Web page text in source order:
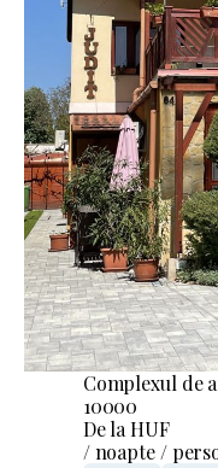
Complexul de
10000
De la HUF
/ noapte /